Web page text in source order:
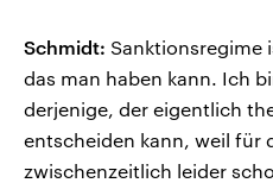
Schmidt: Sanktionsregime
das man haben kann. Ich
derjenige, der eigentlich
entscheiden kann, weil für
zwischenzeitlich leider